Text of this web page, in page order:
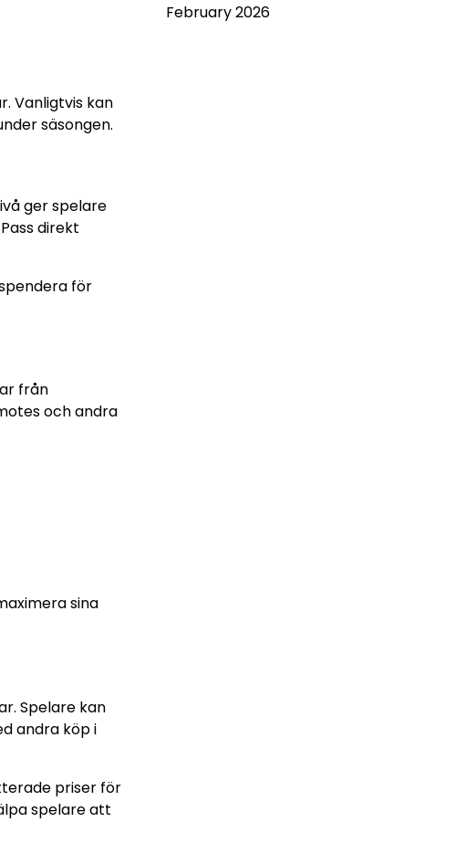
Vanligtvis kan
säsongen.
ger spelare
direkt
för
från
och andra
sina
Spelare kan
andra köp i
priser för
spelare att
February 2026